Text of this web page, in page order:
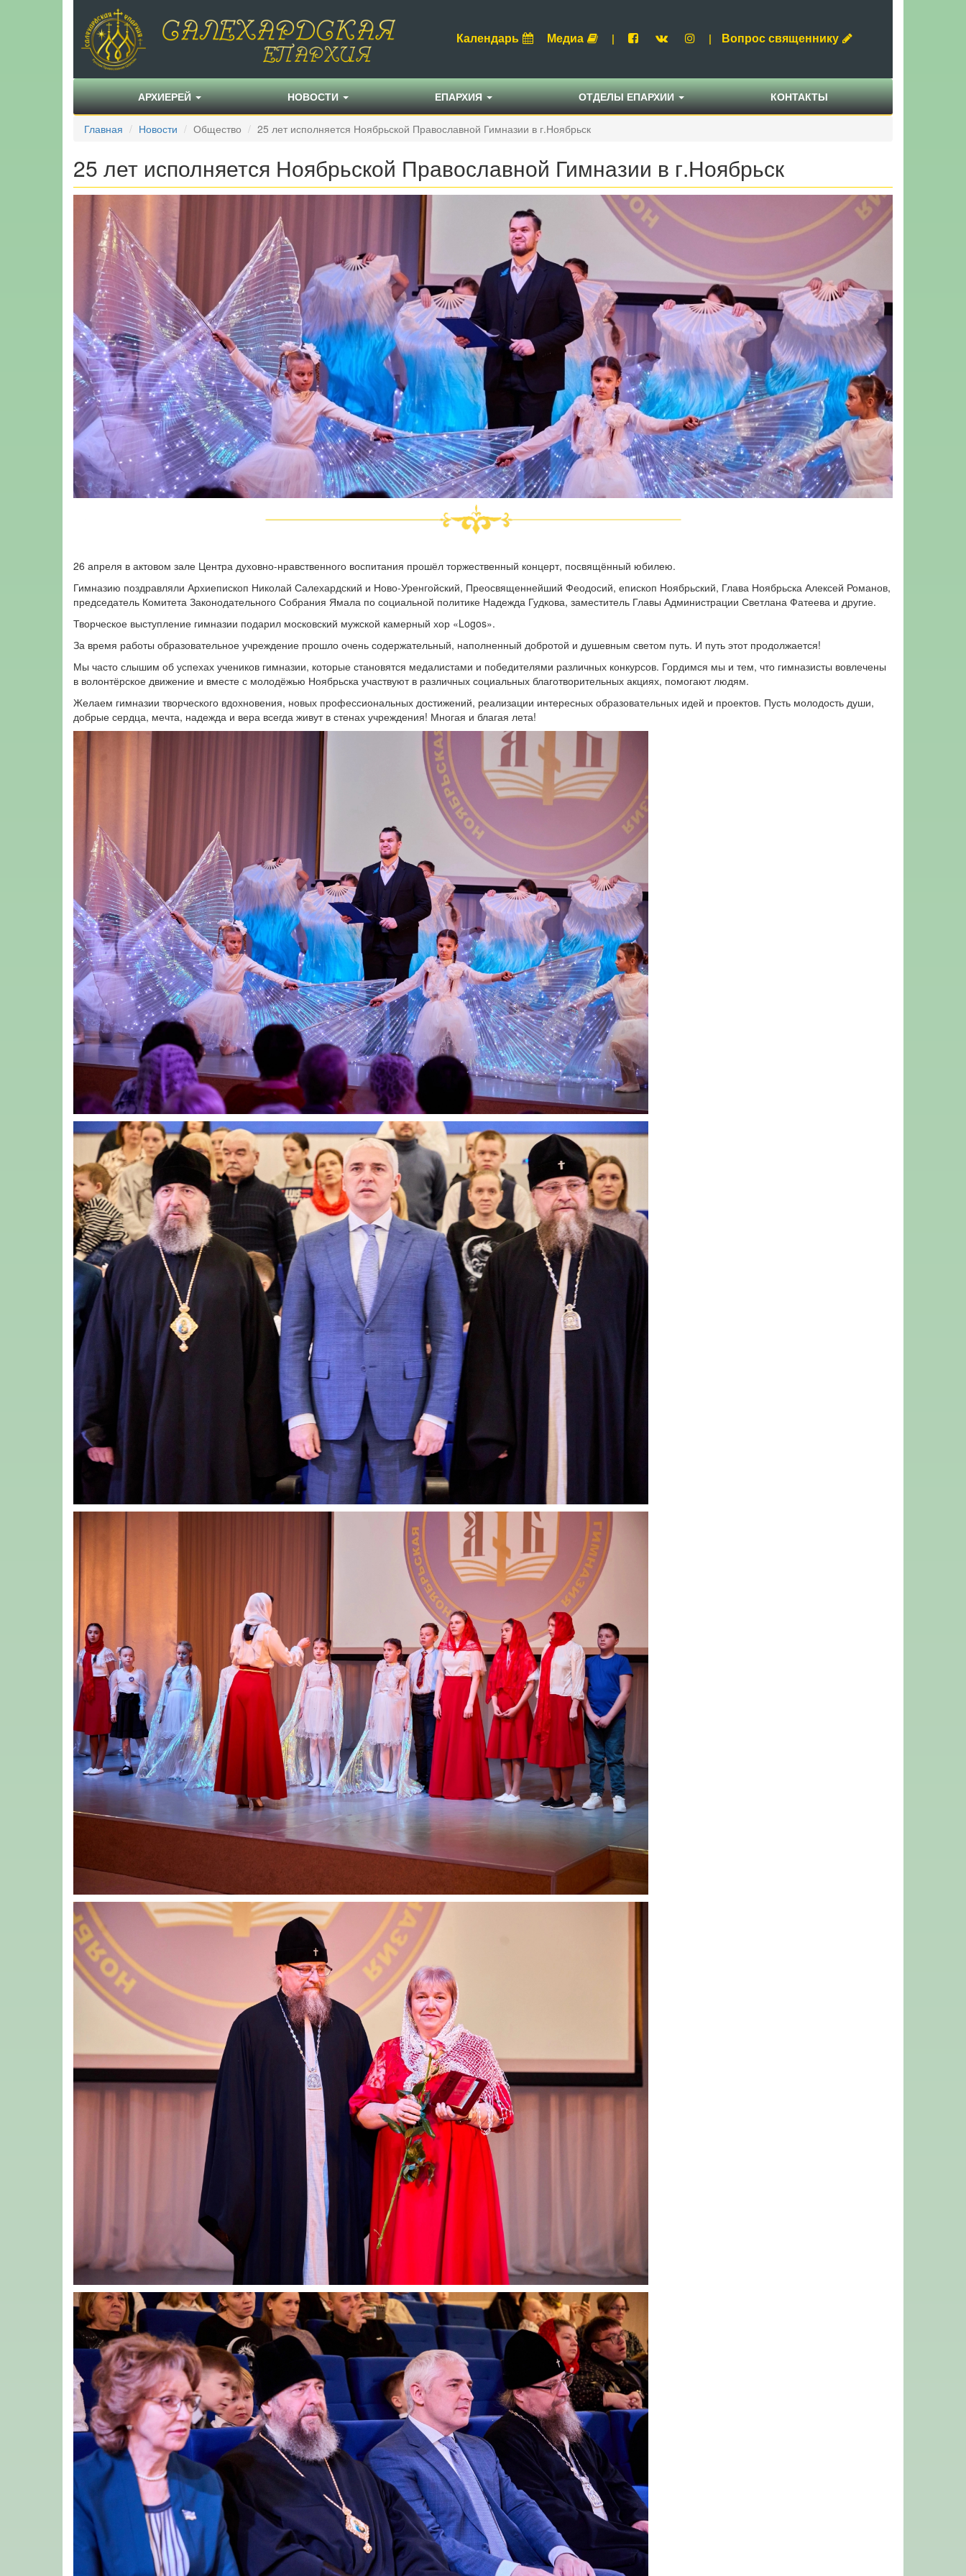
Календарь Медиа | | Вопрос священнику
АРХИЕРЕЙ НОВОСТИ ЕПАРХИЯ ОТДЕЛЫ ЕПАРХИИ КОНТАКТЫ
Главная Новости Общество 25 лет исполняется Ноябрьской Православной Гимназии в г.Ноябрьск
25 лет исполняется Ноябрьской Православной Гимназии в г.Ноябрьск
26 апреля в актовом зале Центра духовно-нравственного воспитания прошёл торжественный концерт, посвящённый юбилею.
Гимназию поздравляли Архиепископ Николай Салехардский и Ново-Уренгойский, Преосвященнейший Феодосий, епископ Ноябрьский, Глава Ноябрьска Алексей Романов,
председатель Комитета Законодательного Собрания Ямала по социальной политике Надежда Гудкова, заместитель Главы Администрации Светлана Фатеева и другие.
Творческое выступление гимназии подарил московский мужской камерный хор «Logos».
За время работы образовательное учреждение прошло очень содержательный, наполненный добротой и душевным светом путь. И путь этот продолжается!
Мы часто слышим об успехах учеников гимназии, которые становятся медалистами и победителями различных конкурсов. Гордимся мы и тем, что гимназисты вовлечены
в волонтёрское движение и вместе с молодёжью Ноябрьска участвуют в различных социальных благотворительных акциях, помогают людям.
Желаем гимназии творческого вдохновения, новых профессиональных достижений, реализации интересных образовательных идей и проектов. Пусть молодость души,
добрые сердца, мечта, надежда и вера всегда живут в стенах учреждения! Многая и благая лета!